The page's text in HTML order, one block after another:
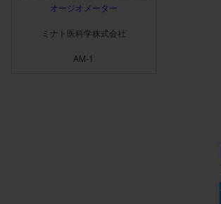
オージオメーター
ミナト医科学株式会社
AM-1